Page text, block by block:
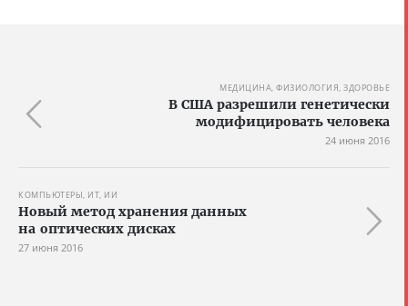
МЕДИЦИНА, ФИЗИОЛОГИЯ, ЗДОРОВЬЕ
В США разрешили генетически
модифицировать человека
24 июня 2016
КОМПЬЮТЕРЫ, ИТ, ИИ
Новый метод хранения данных
на оптических дисках
27 июня 2016